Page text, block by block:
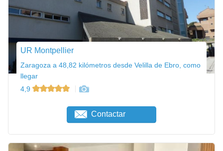
UR Montpellier
Zaragoza a 48,82 kilómetros desde Velilla de Ebro, como
llegar
4,9
Contactar